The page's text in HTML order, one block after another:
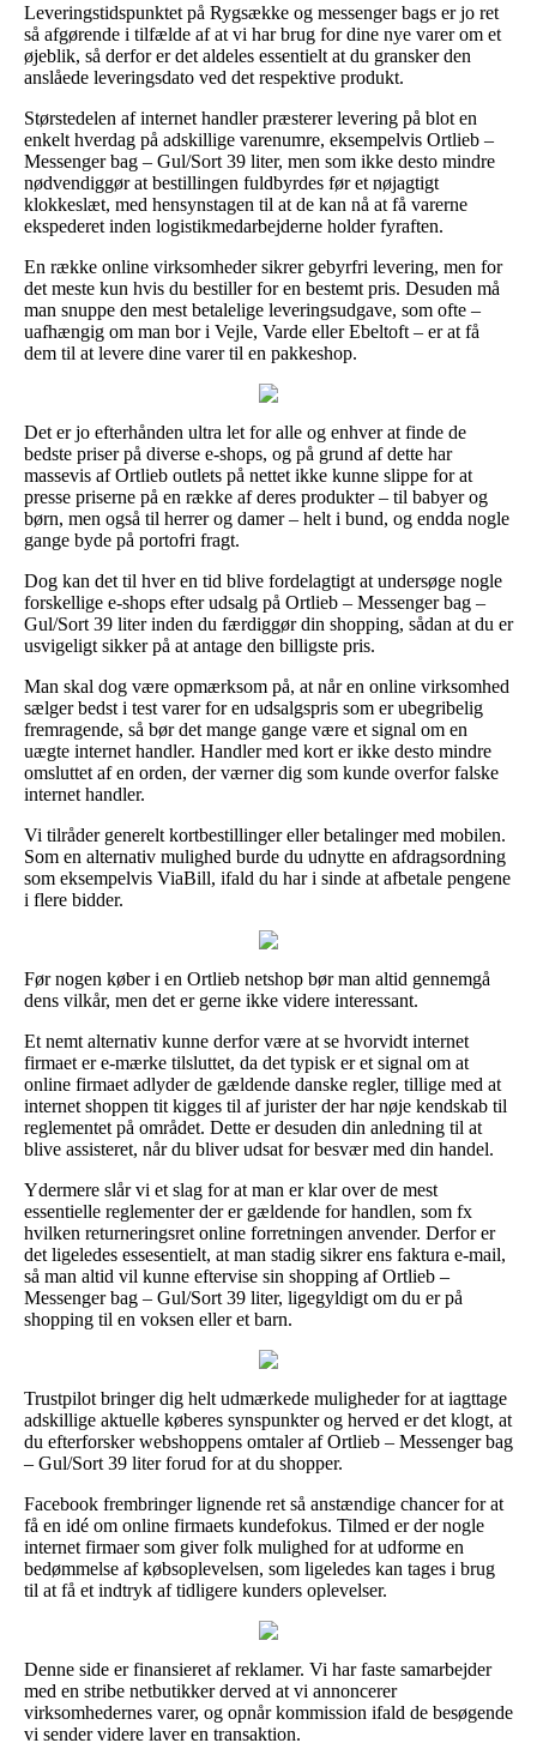
Leveringstidspunktet på Rygsække og messenger bags er jo ret
så afgørende i tilfælde af at vi har brug for dine nye varer om et
øjeblik, så derfor er det aldeles essentielt at du gransker den
anslåede leveringsdato ved det respektive produkt.
Størstedelen af internet handler præsterer levering på blot en
enkelt hverdag på adskillige varenumre, eksempelvis Ortlieb –
Messenger bag – Gul/Sort 39 liter, men som ikke desto mindre
nødvendiggør at bestillingen fuldbyrdes før et nøjagtigt
klokkeslæt, med hensynstagen til at de kan nå at få varerne
ekspederet inden logistikmedarbejderne holder fyraften.
En række online virksomheder sikrer gebyrfri levering, men for
det meste kun hvis du bestiller for en bestemt pris. Desuden må
man snuppe den mest betalelige leveringsudgave, som ofte –
uafhængig om man bor i Vejle, Varde eller Ebeltoft – er at få
dem til at levere dine varer til en pakkeshop.
Det er jo efterhånden ultra let for alle og enhver at finde de
bedste priser på diverse e-shops, og på grund af dette har
massevis af Ortlieb outlets på nettet ikke kunne slippe for at
presse priserne på en række af deres produkter – til babyer og
børn, men også til herrer og damer – helt i bund, og endda nogle
gange byde på portofri fragt.
Dog kan det til hver en tid blive fordelagtigt at undersøge nogle
forskellige e-shops efter udsalg på Ortlieb – Messenger bag –
Gul/Sort 39 liter inden du færdiggør din shopping, sådan at du er
usvigeligt sikker på at antage den billigste pris.
Man skal dog være opmærksom på, at når en online virksomhed
sælger bedst i test varer for en udsalgspris som er ubegribelig
fremragende, så bør det mange gange være et signal om en
uægte internet handler. Handler med kort er ikke desto mindre
omsluttet af en orden, der værner dig som kunde overfor falske
internet handler.
Vi tilråder generelt kortbestillinger eller betalinger med mobilen.
Som en alternativ mulighed burde du udnytte en afdragsordning
som eksempelvis ViaBill, ifald du har i sinde at afbetale pengene
i flere bidder.
Før nogen køber i en Ortlieb netshop bør man altid gennemgå
dens vilkår, men det er gerne ikke videre interessant.
Et nemt alternativ kunne derfor være at se hvorvidt internet
firmaet er e-mærke tilsluttet, da det typisk er et signal om at
online firmaet adlyder de gældende danske regler, tillige med at
internet shoppen tit kigges til af jurister der har nøje kendskab til
reglementet på området. Dette er desuden din anledning til at
blive assisteret, når du bliver udsat for besvær med din handel.
Ydermere slår vi et slag for at man er klar over de mest
essentielle reglementer der er gældende for handlen, som fx
hvilken returneringsret online forretningen anvender. Derfor er
det ligeledes essesentielt, at man stadig sikrer ens faktura e-mail,
så man altid vil kunne eftervise sin shopping af Ortlieb –
Messenger bag – Gul/Sort 39 liter, ligegyldigt om du er på
shopping til en voksen eller et barn.
Trustpilot bringer dig helt udmærkede muligheder for at iagttage
adskillige aktuelle køberes synspunkter og herved er det klogt, at
du efterforsker webshoppens omtaler af Ortlieb – Messenger bag
– Gul/Sort 39 liter forud for at du shopper.
Facebook frembringer lignende ret så anstændige chancer for at
få en idé om online firmaets kundefokus. Tilmed er der nogle
internet firmaer som giver folk mulighed for at udforme en
bedømmelse af købsoplevelsen, som ligeledes kan tages i brug
til at få et indtryk af tidligere kunders oplevelser.
Denne side er finansieret af reklamer. Vi har faste samarbejder
med en stribe netbutikker derved at vi annoncerer
virksomhedernes varer, og opnår kommission ifald de besøgende
vi sender videre laver en transaktion.